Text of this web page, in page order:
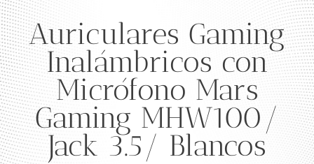
Auriculares Gaming
Inalámbricos con
Micrófono Mars
Gaming MHW100/
Jack 3.5/ Blancos